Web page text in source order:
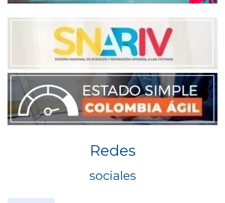
Redes
sociales